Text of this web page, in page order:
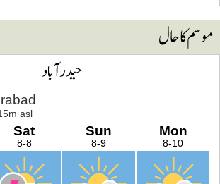
کا حال
حیدرآباد